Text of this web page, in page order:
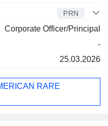
PRN
Corporate Officer/Principal
-
25.03.2026
RARE